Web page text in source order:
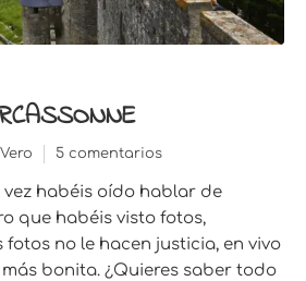
Vero 5 comentarios
habéis oído hablar de
que habéis visto fotos,
fotos no le hacen justicia, en vivo
bonita. ¿Quieres saber todo